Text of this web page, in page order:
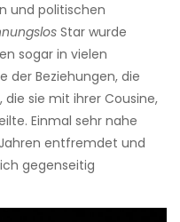
und politischen
Star wurde
sogar in vielen
der Beziehungen, die
sie mit ihrer Cousine,
Einmal sehr nahe
entfremdet und
gegenseitig